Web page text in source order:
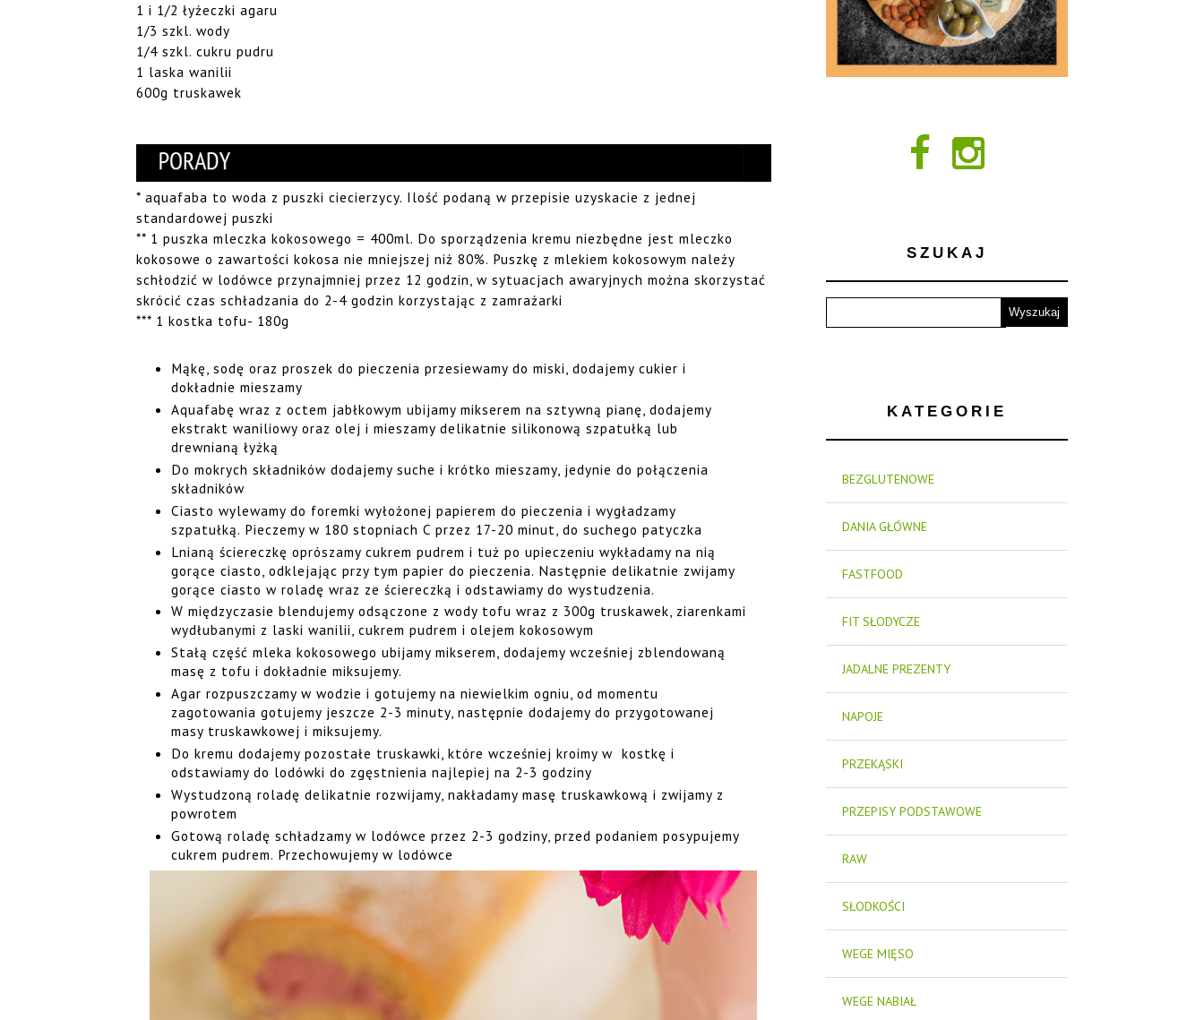
1 i 1/2 łyżeczki agaru
1/3 szkl. wody
1/4 szkl. cukru pudru
1 laska wanilii
600g truskawek
* aquafaba to woda z puszki ciecierzycy. Ilość podaną w przepisie uzyskacie z jednej
standardowej puszki
** 1 puszka mleczka kokosowego = 400ml. Do sporządzenia kremu niezbędne jest mleczko
kokosowe o zawartości kokosa nie mniejszej niż 80%. Puszkę z mlekiem kokosowym należy
schłodzić w lodówce przynajmniej przez 12 godzin, w sytuacjach awaryjnych można skorzystać
skrócić czas schładzania do 2-4 godzin korzystając z zamrażarki
*** 1 kostka tofu- 180g
Mąkę, sodę oraz proszek do pieczenia przesiewamy do miski, dodajemy cukier i
dokładnie mieszamy
Aquafabę wraz z octem jabłkowym ubijamy mikserem na sztywną pianę, dodajemy
ekstrakt waniliowy oraz olej i mieszamy delikatnie silikonową szpatułką lub
drewnianą łyżką
Do mokrych składników dodajemy suche i krótko mieszamy, jedynie do połączenia
składników
Ciasto wylewamy do foremki wyłożonej papierem do pieczenia i wygładzamy
szpatułką. Pieczemy w 180 stopniach C przez 17-20 minut, do suchego patyczka
Lnianą ściereczkę oprószamy cukrem pudrem i tuż po upieczeniu wykładamy na nią
gorące ciasto, odklejając przy tym papier do pieczenia. Następnie delikatnie zwijamy
gorące ciasto w roladę wraz ze ściereczką i odstawiamy do wystudzenia.
W międzyczasie blendujemy odsączone z wody tofu wraz z 300g truskawek, ziarenkami
wydłubanymi z laski wanilii, cukrem pudrem i olejem kokosowym
Stałą część mleka kokosowego ubijamy mikserem, dodajemy wcześniej zblendowaną
masę z tofu i dokładnie miksujemy.
Agar rozpuszczamy w wodzie i gotujemy na niewielkim ogniu, od momentu
zagotowania gotujemy jeszcze 2-3 minuty, następnie dodajemy do przygotowanej
masy truskawkowej i miksujemy.
Do kremu dodajemy pozostałe truskawki, które wcześniej kroimy w kostkę i
odstawiamy do lodówki do zgęstnienia najlepiej na 2-3 godziny
Wystudzoną roladę delikatnie rozwijamy, nakładamy masę truskawkową i zwijamy z
powrotem
Gotową roladę schładzamy w lodówce przez 2-3 godziny, przed podaniem posypujemy
cukrem pudrem. Przechowujemy w lodówce
SZUKAJ
KATEGORIE
BEZGLUTENOWE
DANIA GŁÓWNE
FASTFOOD
FIT SŁODYCZE
JADALNE PREZENTY
NAPOJE
PRZEKĄSKI
PRZEPISY PODSTAWOWE
RAW
SŁODKOŚCI
WEGE MIĘSO
WEGE NABIAŁ